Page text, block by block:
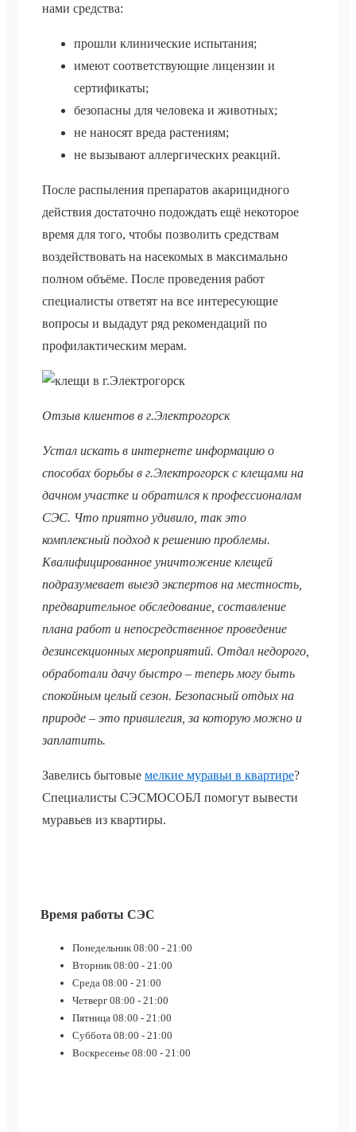
нами средства:
прошли клинические испытания;
имеют соответствующие лицензии и
сертификаты;
безопасны для человека и животных;
не наносят вреда растениям;
не вызывают аллергических реакций.
После распыления препаратов акарицидного
действия достаточно подождать ещё некоторое
время для того, чтобы позволить средствам
воздействовать на насекомых в максимально
полном объёме. После проведения работ
специалисты ответят на все интересующие
вопросы и выдадут ряд рекомендаций по
профилактическим мерам.
Отзыв клиентов в г.Электрогорск
Устал искать в интернете информацию о
способах борьбы в г.Электрогорск с клещами на
дачном участке и обратился к профессионалам
СЭС. Что приятно удивило, так это
комплексный подход к решению проблемы.
Квалифицированное уничтожение клещей
подразумевает выезд экспертов на местность,
предварительное обследование, составление
плана работ и непосредственное проведение
дезинсекционных мероприятий. Отдал недорого,
обработали дачу быстро – теперь могу быть
спокойным целый сезон. Безопасный отдых на
природе – это привилегия, за которую можно и
заплатить.
Завелись бытовые мелкие муравьи в квартире?
Специалисты СЭСМОСОБЛ помогут вывести
муравьев из квартиры.
Время работы СЭС
Понедельник08:00 - 21:00
Вторник08:00 - 21:00
Среда 08:00 - 21:00
Четверг 08:00 - 21:00
Пятница 08:00 - 21:00
Суббота 08:00 - 21:00
Воскресенье 08:00 - 21:00